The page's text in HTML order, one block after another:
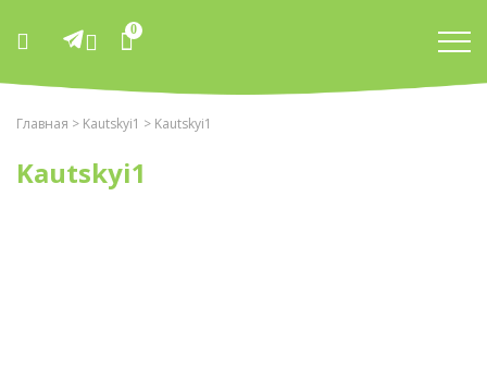
0
Главная > Kautskyi1 > Kautskyi1
Kautskyi1